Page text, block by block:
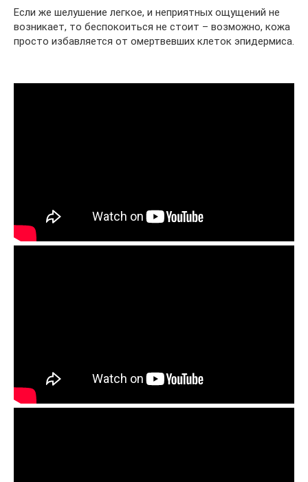
Если же шелушение легкое, и неприятных ощущений не
возникает, то беспокоиться не стоит – возможно, кожа
просто избавляется от омертвевших клеток эпидермиса.